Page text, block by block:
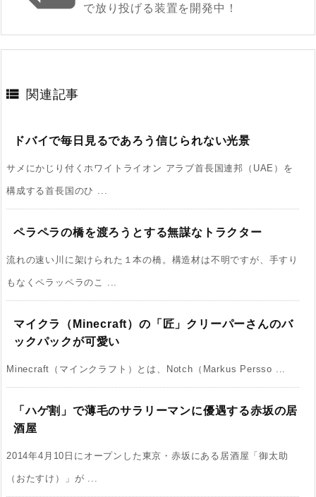
で放り投げる装置を開発中！
 関連記事
ドバイで毎日見るであろう信じられない光景
サメにかじり付くホワイトライオン アラブ首長国連邦（UAE）を
構成する首長国のひ ...
ペラペラの橋を渡ろうとする無謀なトラクター
流れの速い川に架けられた１本の橋。構造材は不明ですが、手すり
もなくペラッペラのこ ...
マイクラ（Minecraft）の「匠」クリーパーさんのバ
ックパックが可愛い
Minecraft（マインクラフト）とは、Notch（Markus Persso ...
「ハゲ割」で薄毛のサラリーマンに優遇する赤坂の居
酒屋
2014年4月10日にオープンした東京・赤坂にある居酒屋「御太助
（おたすけ）」が ...